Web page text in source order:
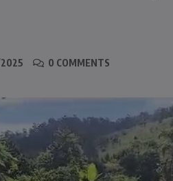
0 COMMENTS
idosos fica ferido após
em Pouso Redondo